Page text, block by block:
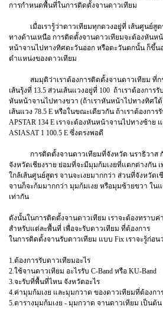
การกำหนดพื้นที่ในการติดตั้งจานดาวเทียม
เมื่อเรารู้ว่าดาวเทียมทุกดวงอยู่ที่ เส้นศูนย์สูตร
ทางด้านเหนือ การติดตั้งจานดาวเทียมจะต้องหันห
หน้าจานไปทางทิศตะวันออก หรือตะวันตกนั้น ก็ขึ้
ตำแหน่งของดาวเทียม
สมมุติว่าเราต้องการติดตั้งจานดาวเทียม ที่กรุ
เส้นรุ้งที่ 13.5 ส่วนเส้นแวงอยู่ที่ 100 ถ้าเราต้องการรั
หันหน้าจานไปทางขวา (ถ้าเราหันหน้าไปทางทิศใ
เส้นแวง 78.5 E หรือในขณะเดียวกัน ถ้าเราต้องกา
APSTAR 134 E เราจะต้องหันหน้าจานไปทางซ้าย
ASIASAT 1 100.5 E ซึ่งตรงพอดี
การติดตั้งจานดาวเทียมที่จังหวัด นราธิวาส กั
จังหวัดเชียงราย ย่อมที่จะมีมุมก้มเงยที่แตกต่างกัน
ใกล้เส้นศูนย์สูตร จานจะเงยมากกว่า ส่วนที่จังหวัด
จานก็จะก้มมากกว่า มุมก้มเงย หรือมุมซ้ายขวา ใน
เท่ากัน
ดังนั้นในการติดตั้งจานดาวเทียม เราจะต้องทราบ
สำหรับแต่ละพื้นที่ เพื่อจะรับดาวเทียม ที่ต้องการ
ในการติดตั้งจานรับดาวเทียม แบบ Fix เราจะรู้ก่อน
1.ต้องการรับดาวเทียมอะไร
2.ใช้จานดาวเทียม อะไรรับ C-Band หรือ KU-Band
3.จะรับที่พื้นที่ไหน จังหวัดอะไร
4.ค่ามุมก้มเงย และมุมกวาด ของดาวเทียมที่ต้องก
5.ตารางมุมก้มเงย - มุมกวาด จานดาวเทียม เป็นต้น